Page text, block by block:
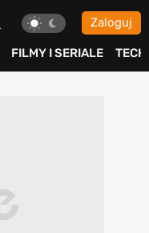
Zaloguj
FILMY I SERIALE TECH